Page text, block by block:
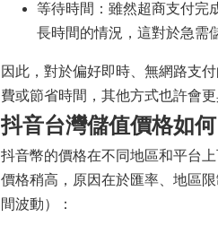
等待時間：雖然超商支付完
長時間的情況，這對於急需
因此，對於偏好即時、無網路支
費或節省時間，其他方式也許會更
抖音台灣儲值價格如何
抖音幣的價格在不同地區和平台
價格稍高，原因在於匯率、地區
間波動）：